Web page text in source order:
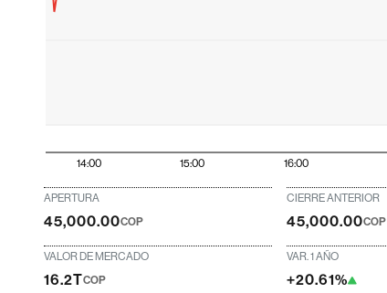
14:00 15:00 16:00
APERTURA
45,000.00COP
CIERRE ANTERIOR
45,000.00COP
VALOR DE MERCADO
16.2TCOP
VAR. 1 AÑO
+20.61%